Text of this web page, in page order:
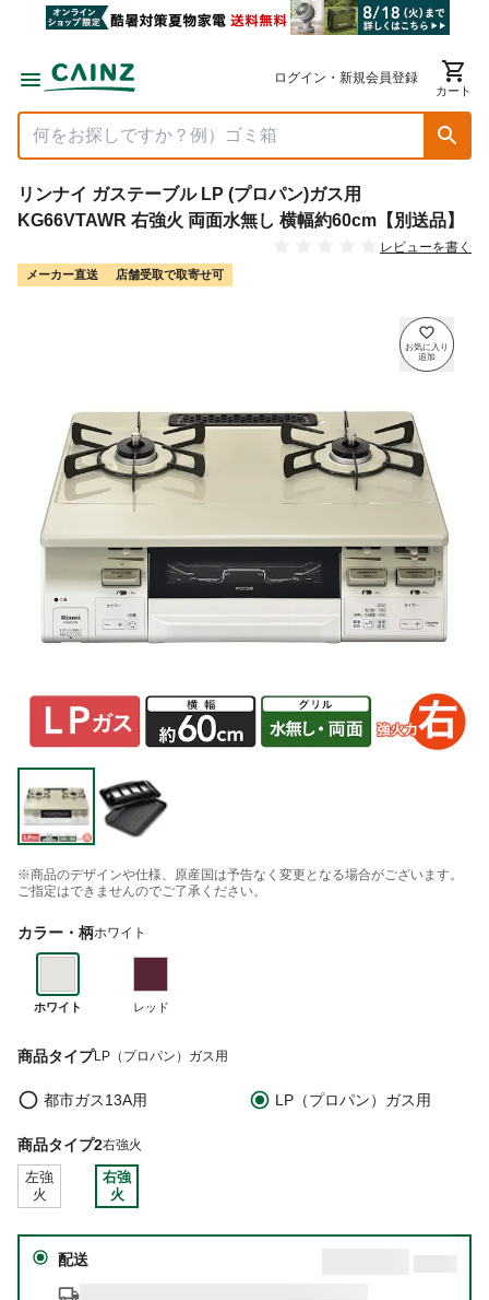
ログイン・新規会員登録
カート
リンナイ ガステーブル LP (プロパン)ガス用
KG66VTAWR 右強火 両面水無し 横幅約60cm【別送品】
レビューを書く
メーカー直送 店舗受取で取寄せ可
※商品のデザインや仕様、原産国は予告なく変更となる場合がございます。
ご指定はできませんのでご了承ください。
カラー・柄ホワイト
ホワイト レッド
商品タイプLP（プロパン）ガス用
都市ガス13A用 LP（プロパン）ガス用
商品タイプ2右強火
左強
火
右強
火
配送